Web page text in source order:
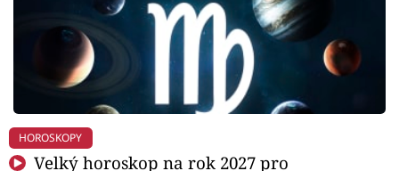
HOROSKOPY
Velký horoskop na rok 2027 pro